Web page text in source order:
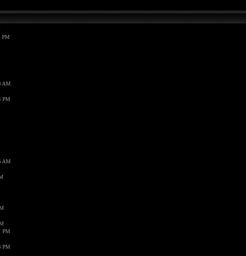
PM
AM
PM
AM
PM
PM